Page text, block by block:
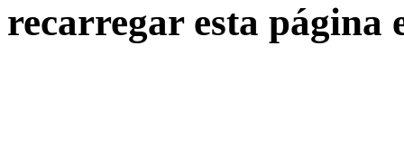
recarregar esta página